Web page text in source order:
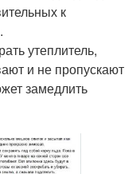
к
утеплитель,
и не пропускают
замедлить